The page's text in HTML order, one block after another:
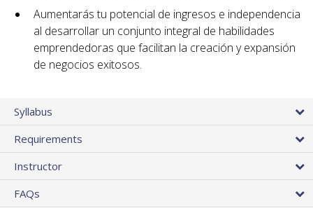
Aumentarás tu potencial de ingresos e independencia
al desarrollar un conjunto integral de habilidades
emprendedoras que facilitan la creación y expansión
de negocios exitosos.
Syllabus
Requirements
Instructor
FAQs